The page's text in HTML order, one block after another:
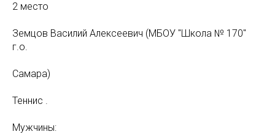
2 место
Земцов Василий Алексеевич (МБОУ "Школа № 170"
г.о.
Самара)
Теннис .
Мужчины: